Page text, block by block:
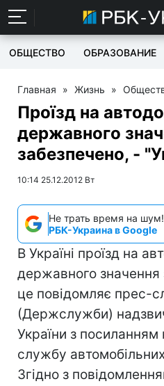
ОБЩЕСТВО ОБРАЗОВАНИЕ
Главная » Жизнь »
Проїзд на
державного
забезпечено, -
10:14 25.12.2012 Вт
Не трать время на
РБК-Украина в Google
В Україні проїзд на
державного
це повідомляє прес-
(Держслужби)
України з
службу
Згідно з